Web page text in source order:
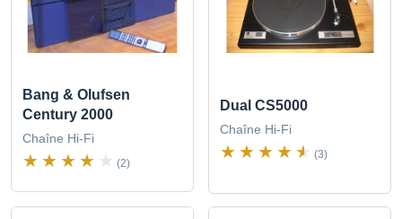
Bang & Olufsen
Century 2000
Chaîne Hi-Fi
(2)
Dual CS5000
Chaîne Hi-Fi
(3)